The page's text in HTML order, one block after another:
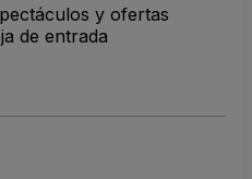
y ofertas
de entrada